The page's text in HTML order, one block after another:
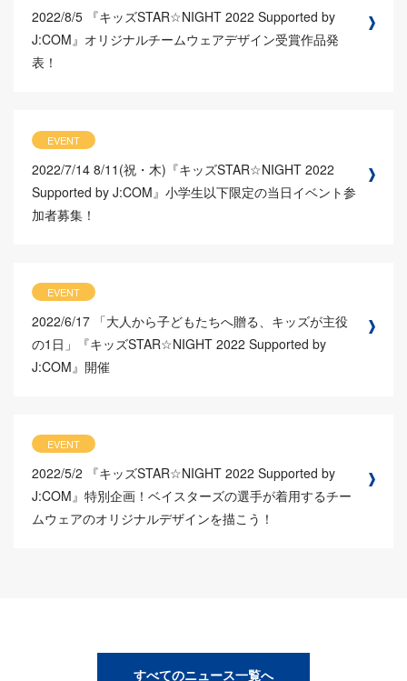
2022/8/5 『キッズSTAR☆NIGHT 2022 Supported by
J:COM』オリジナルチームウェアデザイン受賞作品発
表！
EVENT
2022/7/14 8/11(祝・木)『キッズSTAR☆NIGHT 2022
Supported by J:COM』小学生以下限定の当日イベント参
加者募集！
EVENT
2022/6/17 「大人から子どもたちへ贈る、キッズが主役
の1日」『キッズSTAR☆NIGHT 2022 Supported by
J:COM』開催
EVENT
2022/5/2
『キッズSTAR☆NIGHT 2022 Supported by
J:COM』特別企画！ベイスターズの選手が着用するチー
ムウェアのオリジナルデザインを描こう！
すべてのニュース一覧へ